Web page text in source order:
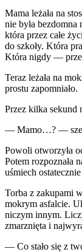
Mama leżała na
nie była
która przez całe
do szkoły. Która
Która nigdy —
Teraz leżała na
prostu zapomniało.
Przez kilka sekund
— Mamo…? —
Powoli otworzyła
Potem rozpoznała
uśmiech ostatecznie
Torba z zakupami
mokrym asfalcie.
niczym innym.
zmarznięta i
— Co stało się z